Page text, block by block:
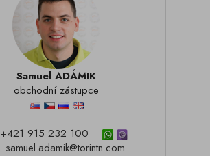
Samuel ADÁMIK
obchodní zástupce
+421 915 232 100
samuel.adamik@torintn.com